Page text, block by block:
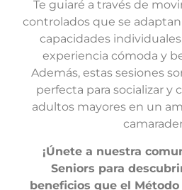
Te guiaré a través de
controlados que se
capacidades
experiencia cómoda y
Además, estas sesiones
perfecta para socializar y
adultos mayores en un
¡Únete a nuestra
Seniors para
beneficios que el